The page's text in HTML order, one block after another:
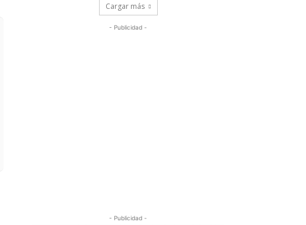
Cargar más
- Publicidad -
- Publicidad -